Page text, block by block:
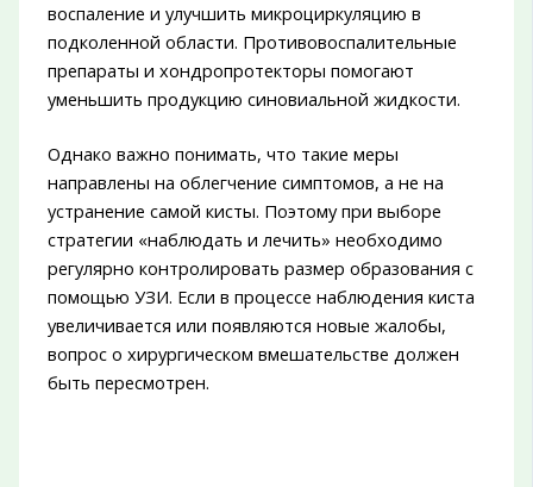
воспаление и улучшить микроциркуляцию в
подколенной области. Противовоспалительные
препараты и хондропротекторы помогают
уменьшить продукцию синовиальной жидкости.
Однако важно понимать, что такие меры
направлены на облегчение симптомов, а не на
устранение самой кисты. Поэтому при выборе
стратегии «наблюдать и лечить» необходимо
регулярно контролировать размер образования с
помощью УЗИ. Если в процессе наблюдения киста
увеличивается или появляются новые жалобы,
вопрос о хирургическом вмешательстве должен
быть пересмотрен.